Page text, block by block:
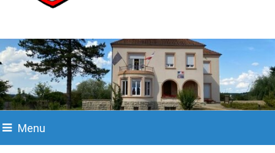
Menu